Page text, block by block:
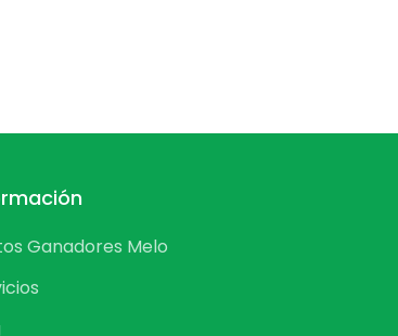
Ganadores Melo